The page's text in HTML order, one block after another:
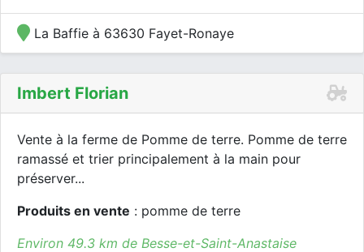
La Baffie à 63630 Fayet-Ronaye
Imbert Florian
Vente à la ferme de Pomme de terre. Pomme de terre
ramassé et trier principalement à la main pour
préserver...
Produits en vente : pomme de terre
Environ 49.3 km de Besse-et-Saint-Anastaise